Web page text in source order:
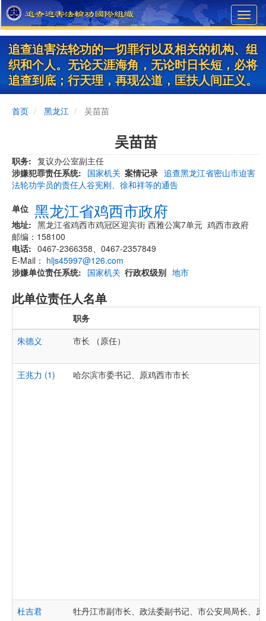
Skip
to
main
content
追查迫害法轮功的一切罪行以及相关的机构、组
织和个人。无论天涯海角，无论时日长短，必将
追查到底；行天理，再现公道，匡扶人间正义。
首页 黑龙江 吴苗苗
吴苗苗
职务
复议办公室副主任
涉嫌犯罪责任系统
国家机关 案情记录 追查黑龙江省密山市迫害
法轮功学员的责任人谷宪刚、徐和祥等的通告
单位 黑龙江省鸡西市政府
地址
​黑龙江省鸡西市鸡冠区迎宾街 西雅公寓7单元 鸡西市政府
邮编：158100
电话
0467-2366358、0467-2357849
E-Mail： hljs45997@126.com
涉嫌单位责任系统
国家机关 行政权级别 地市
此单位责任人名单
职务
朱德义
市长 （原任）
王兆力 (1) 哈尔滨市委书记、原鸡西市市长
杜吉君
牡丹江市副市长、政法委副书记、市公安局局长、